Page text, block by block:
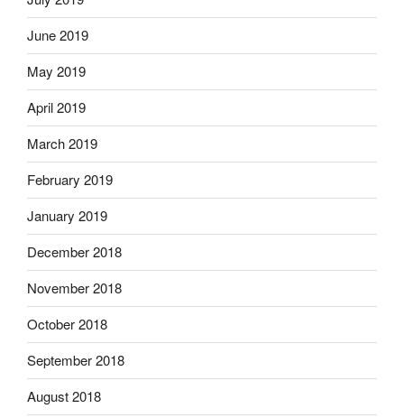
June 2019
May 2019
April 2019
March 2019
February 2019
January 2019
December 2018
November 2018
October 2018
September 2018
August 2018